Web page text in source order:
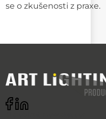
se o zkušenosti z praxe.